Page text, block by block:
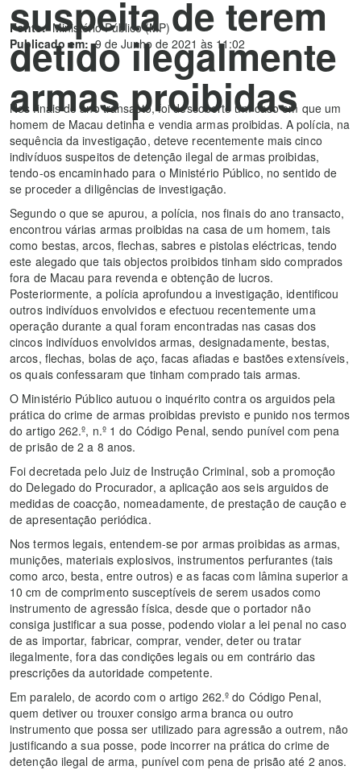
suspeita de terem
detido ilegalmente
armas proibidas
Fonte: Ministério Público (MP)
Publicado em: 9 de Junho de 2021 às 11:02
Nos finais do ano transacto, foi descoberto um caso em que um
homem de Macau detinha e vendia armas proibidas. A polícia, na
sequência da investigação, deteve recentemente mais cinco
indivíduos suspeitos de detenção ilegal de armas proibidas,
tendo-os encaminhado para o Ministério Público, no sentido de
se proceder a diligências de investigação.
Segundo o que se apurou, a polícia, nos finais do ano transacto,
encontrou várias armas proibidas na casa de um homem, tais
como bestas, arcos, flechas, sabres e pistolas eléctricas, tendo
este alegado que tais objectos proibidos tinham sido comprados
fora de Macau para revenda e obtenção de lucros.
Posteriormente, a polícia aprofundou a investigação, identificou
outros indivíduos envolvidos e efectuou recentemente uma
operação durante a qual foram encontradas nas casas dos
cincos indivíduos envolvidos armas, designadamente, bestas,
arcos, flechas, bolas de aço, facas afiadas e bastões extensíveis,
os quais confessaram que tinham comprado tais armas.
O Ministério Público autuou o inquérito contra os arguidos pela
prática do crime de armas proibidas previsto e punido nos termos
do artigo 262.º, n.º 1 do Código Penal, sendo punível com pena
de prisão de 2 a 8 anos.
Foi decretada pelo Juiz de Instrução Criminal, sob a promoção
do Delegado do Procurador, a aplicação aos seis arguidos de
medidas de coacção, nomeadamente, de prestação de caução e
de apresentação periódica.
Nos termos legais, entendem-se por armas proibidas as armas,
munições, materiais explosivos, instrumentos perfurantes (tais
como arco, besta, entre outros) e as facas com lâmina superior a
10 cm de comprimento susceptíveis de serem usados como
instrumento de agressão física, desde que o portador não
consiga justificar a sua posse, podendo violar a lei penal no caso
de as importar, fabricar, comprar, vender, deter ou tratar
ilegalmente, fora das condições legais ou em contrário das
prescrições da autoridade competente.
Em paralelo, de acordo com o artigo 262.º do Código Penal,
quem detiver ou trouxer consigo arma branca ou outro
instrumento que possa ser utilizado para agressão a outrem, não
justificando a sua posse, pode incorrer na prática do crime de
detenção ilegal de arma, punível com pena de prisão até 2 anos.